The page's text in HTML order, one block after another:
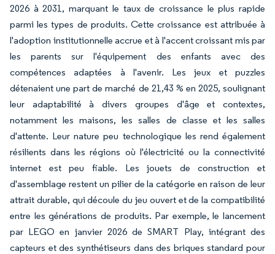
2026 à 2031, marquant le taux de croissance le plus rapide
parmi les types de produits. Cette croissance est attribuée à
l'adoption institutionnelle accrue et à l'accent croissant mis par
les parents sur l'équipement des enfants avec des
compétences adaptées à l'avenir. Les jeux et puzzles
détenaient une part de marché de 21,43 % en 2025, soulignant
leur adaptabilité à divers groupes d'âge et contextes,
notamment les maisons, les salles de classe et les salles
d'attente. Leur nature peu technologique les rend également
résilients dans les régions où l'électricité ou la connectivité
internet est peu fiable. Les jouets de construction et
d'assemblage restent un pilier de la catégorie en raison de leur
attrait durable, qui découle du jeu ouvert et de la compatibilité
entre les générations de produits. Par exemple, le lancement
par LEGO en janvier 2026 de SMART Play, intégrant des
capteurs et des synthétiseurs dans des briques standard pour